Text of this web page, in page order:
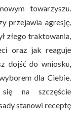
towarzyszu.
przejawia agresję,
złego traktowania,
oraz jak reaguje
dojść do wniosku,
dla Ciebie.
się na szczęście
stanowi receptę